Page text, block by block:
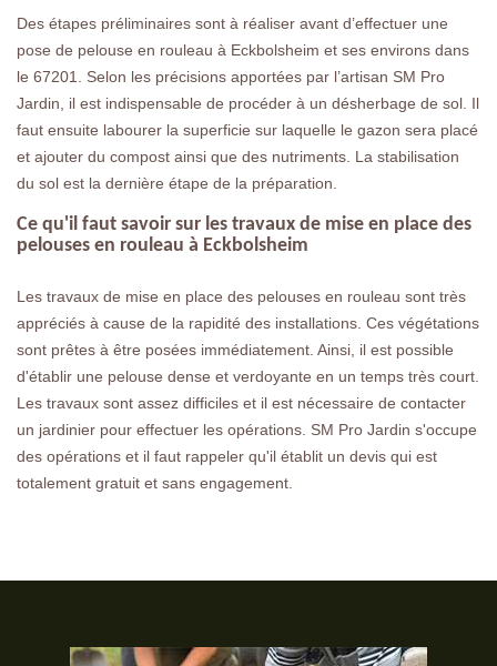
Des étapes préliminaires sont à réaliser avant d’effectuer une
pose de pelouse en rouleau à Eckbolsheim et ses environs dans
le 67201. Selon les précisions apportées par l’artisan SM Pro
Jardin, il est indispensable de procéder à un désherbage de sol. Il
faut ensuite labourer la superficie sur laquelle le gazon sera placé
et ajouter du compost ainsi que des nutriments. La stabilisation
du sol est la dernière étape de la préparation.
Ce qu'il faut savoir sur les travaux de mise en place des
pelouses en rouleau à Eckbolsheim
Les travaux de mise en place des pelouses en rouleau sont très
appréciés à cause de la rapidité des installations. Ces végétations
sont prêtes à être posées immédiatement. Ainsi, il est possible
d'établir une pelouse dense et verdoyante en un temps très court.
Les travaux sont assez difficiles et il est nécessaire de contacter
un jardinier pour effectuer les opérations. SM Pro Jardin s'occupe
des opérations et il faut rappeler qu'il établit un devis qui est
totalement gratuit et sans engagement.